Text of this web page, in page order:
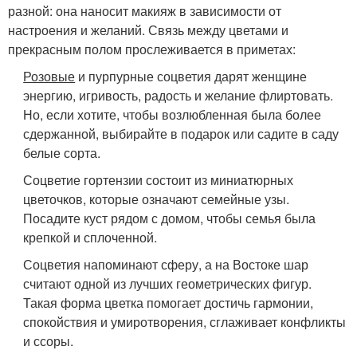
разной: она наносит макияж в зависимости от
настроения и желаний. Связь между цветами и
прекрасным полом прослеживается в приметах:
Розовые и пурпурные соцветия дарят женщине
энергию, игривость, радость и желание флиртовать.
Но, если хотите, чтобы возлюбленная была более
сдержанной, выбирайте в подарок или садите в саду
белые сорта.
Соцветие гортензии состоит из миниатюрных
цветочков, которые означают семейные узы.
Посадите куст рядом с домом, чтобы семья была
крепкой и сплоченной.
Соцветия напоминают сферу, а на Востоке шар
считают одной из лучших геометрических фигур.
Такая форма цветка помогает достичь гармонии,
спокойствия и умиротворения, сглаживает конфликты
и ссоры.